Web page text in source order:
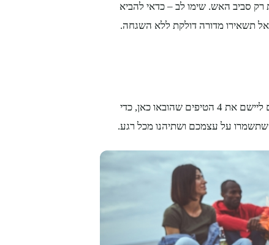
רק סביב האש. שימו לב – כדאי להביא
תשאירו מדורה דולקת ללא השגחה.
טיול מושלם מתחיל בתכנון מדויק. כעת אתם יודעים שעליכם ליישם את 4 הטיפים שהובאו כאן, כדי
שתשמרו על עצמכם ושתיהנו מכל רגע.